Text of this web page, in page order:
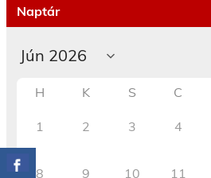
Naptár
H K S C
1 2 3 4
8 9 10 11